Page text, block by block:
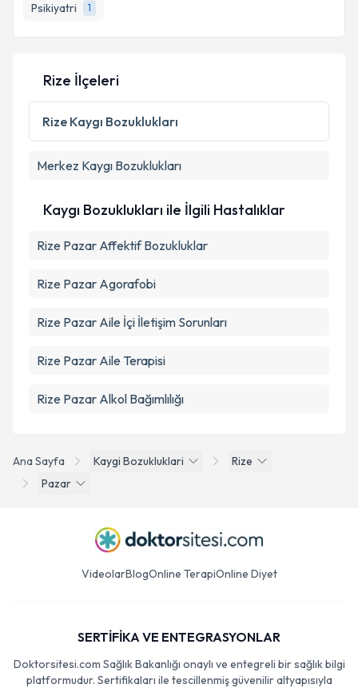
Psikiyatri
1
Metni'ni okudum ve kişisel verilerimin belirtilen
kapsamda işlenmesini kabul ediyorum.
Ana Sayfa Kaygi Bozukluklari
Rize
Pazar
Rize İlçeleri
Rize Kaygı Bozuklukları
Merkez Kaygı Bozuklukları
Kaygı Bozuklukları ile İlgili Hastalıklar
Rize Pazar Affektif Bozukluklar
Rize Pazar Agorafobi
Rize Pazar Aile İçi İletişim Sorunları
Rize Pazar Aile Terapisi
Rize Pazar Alkol Bağımlılığı
VideolarBlogOnline TerapiOnline Diyet
SERTİFİKA VE ENTEGRASYONLAR
Doktorsitesi.com Sağlık Bakanlığı onaylı ve entegreli bir sağlık bilgi
platformudur. Sertifikaları ile tescillenmiş güvenilir altyapısıyla